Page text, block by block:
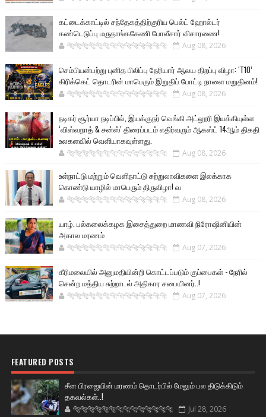
கட்டைக்காட்டில் சந்தேகத்திற்குரிய பெல்ட் ஹோல்டர்
கண்டெடுப்பு மருதாங்ககேணி போலீசார் விசாரணை!
🐅🐅🐅🐅🐅🐅🐆🐆🐆🐆🐆🐆🐆🐆 Aug 08, 2026
செம்பியன்பற்று புனித பிலிப்பு நேரியார் ஆலய திறப்பு விழா: ‘T10’
கிரிக்கெட் தொடரின் மாபெரும் இறுதிப் போட்டி நாளை மறுதினம்!
🐅🐅🐅🐅🐅🐅🐆🐆🐆🐆🐆🐆🐆🐆 Aug 08, 2026
நடிகர் சூர்யா நடிப்பில், இயக்குநர் வெங்கி அட்லூரி இயக்கியுள்ள
‘விஸ்வநாத் & சன்ஸ்’ திரைப்படம் எதிர்வரும் ஆகஸ்ட் 14ஆம் திகதி
உலகளவில் வெளியாகவுள்ளது.
🐅🐅🐅🐅🐅🐅🐆🐆🐆🐆🐆🐆🐆🐆 Aug 08, 2026
உள்நாட்டு மற்றும் வெளிநாட்டு சுற்றுலாவிகளை இலக்காக
கொண்டு யாழில் மாபெரும் திருவிழா! வ
🐅🐅🐅🐅🐅🐅🐆🐆🐆🐆🐆🐆🐆🐆 Aug 08, 2026
யாழ். பல்கலைக்கழக இசைத்துறை மாணவி நிரோஷினியின்
அகால மரணம்
🐅🐅🐅🐅🐅🐅🐆🐆🐆🐆🐆🐆🐆🐆 Aug 07, 2026
கீரிமலையில் அனுமதியின்றி கொட்டப்படும் குப்பைகள் - நேரில்
சென்ற மத்திய சுற்றாடல் அதிகார சபையினர்..!
🐅🐅🐅🐅🐅🐅🐆🐆🐆🐆🐆🐆🐆🐆 Aug 07, 2026
FEATURED POSTS
சீன பிரஜையின் மரணம் தொடர்பில் மேலும் பல திடுக்கிடும்
தகவல்கள்..!
🐅🐅🐅🐅🐅🐅🐆🐆🐆🐆🐆🐆🐆🐆 Jul 28, 2026